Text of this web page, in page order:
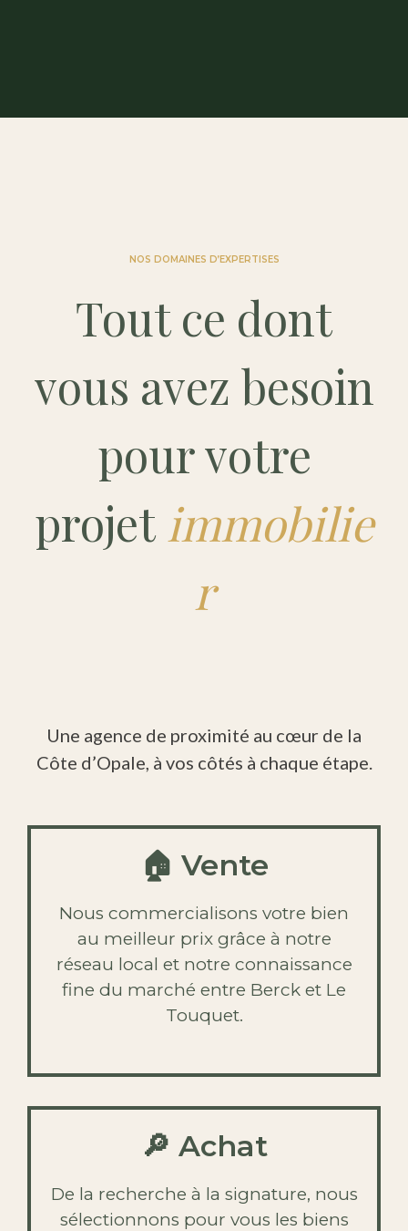
NOS DOMAINES D’EXPERTISES
Tout ce dont
vous avez besoin
pour votre
projet immobilie
r
Une agence de proximité au cœur de la
Côte d’Opale, à vos côtés à chaque étape.
🏠 Vente
Nous commercialisons votre bien
au meilleur prix grâce à notre
réseau local et notre connaissance
fine du marché entre Berck et Le
Touquet.
🔎 Achat
De la recherche à la signature, nous
sélectionnons pour vous les biens